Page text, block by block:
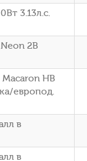
3.13л.с.
2B
HB
европод.
в
в